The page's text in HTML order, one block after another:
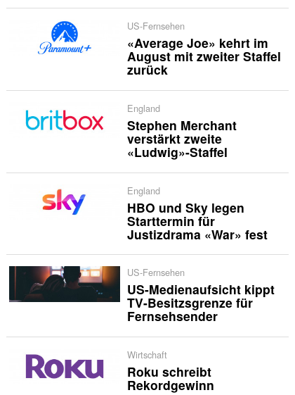
US-Fernsehen
«Average Joe» kehrt im
August mit zweiter Staffel
zurück
England
Stephen Merchant
verstärkt zweite
«Ludwig»-Staffel
England
HBO und Sky legen
Starttermin für
Justizdrama «War» fest
US-Fernsehen
US-Medienaufsicht kippt
TV-Besitzsgrenze für
Fernsehsender
Wirtschaft
Roku schreibt
Rekordgewinn